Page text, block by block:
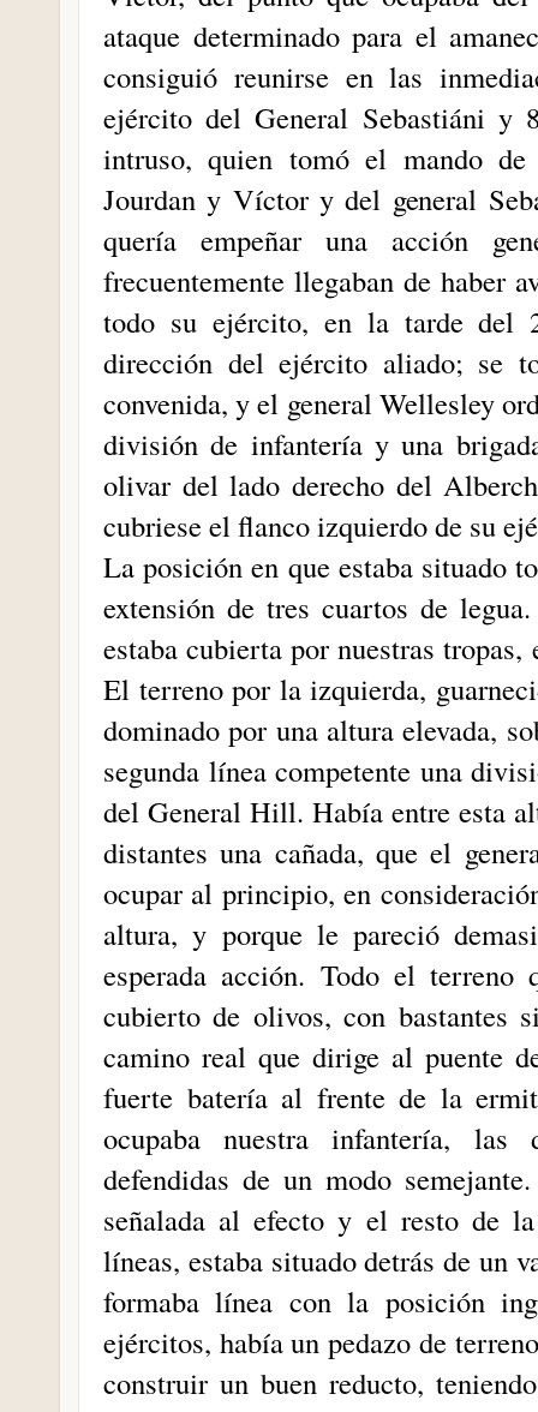
ataque determinado para el
consiguió reunirse en las
ejército del General Sebastiáni y
intruso, quien tomó el mando
Jourdan y Víctor y del general
quería empeñar una acción
frecuentemente llegaban de haber
todo su ejército, en la tarde del
dirección del ejército aliado; se
convenida, y el general Wellesley
división de infantería y una
olivar del lado derecho del
cubriese el flanco izquierdo de su
La posición en que estaba situado
extensión de tres cuartos de
estaba cubierta por nuestras
El terreno por la izquierda,
dominado por una altura elevada,
segunda línea competente una
del General Hill. Había entre esta
distantes una cañada, que el
ocupar al principio, en
altura, y porque le pareció
esperada acción. Todo el terreno
cubierto de olivos, con bastantes
camino real que dirige al puente
fuerte batería al frente de la
ocupaba nuestra infantería, las
defendidas de un modo
señalada al efecto y el resto de
líneas, estaba situado detrás de un
formaba línea con la posición
ejércitos, había un pedazo de
construir un buen reducto,